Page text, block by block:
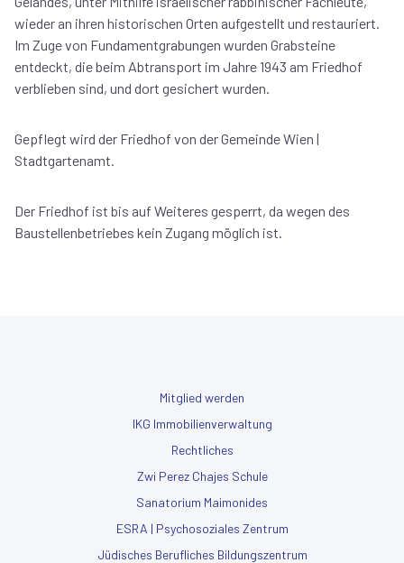
wieder an ihren historischen Orten aufgestellt und restauriert.
Im Zuge von Fundamentgrabungen wurden Grabsteine
entdeckt, die beim Abtransport im Jahre 1943 am Friedhof
verblieben sind, und dort gesichert wurden.
Gepflegt wird der Friedhof von der Gemeinde Wien |
Stadtgartenamt.
Der Friedhof ist bis auf Weiteres gesperrt, da wegen des
Baustellenbetriebes kein Zugang möglich ist.
Mitglied werden
IKG Immobilienverwaltung
Rechtliches
Zwi Perez Chajes Schule
Sanatorium Maimonides
ESRA | Psychosoziales Zentrum
Jüdisches Berufliches Bildungszentrum